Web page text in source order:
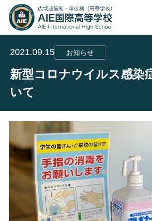
2021.09.15 お知らせ
新型コロナウイルス感染
いて